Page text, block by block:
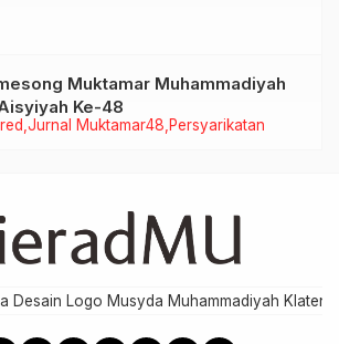
Jurnal Muktamar48 Persyarikatan
Muktamar Muhammadiyah
Ke-48
Desain Logo Musyda Muhammadiyah Klaten